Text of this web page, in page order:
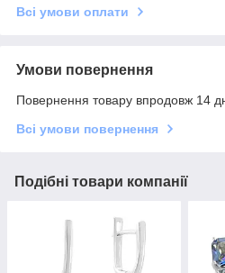
Всі умови оплати
Умови повернення
Повернення товару впродовж 14
Всі умови повернення
Подібні товари компанії